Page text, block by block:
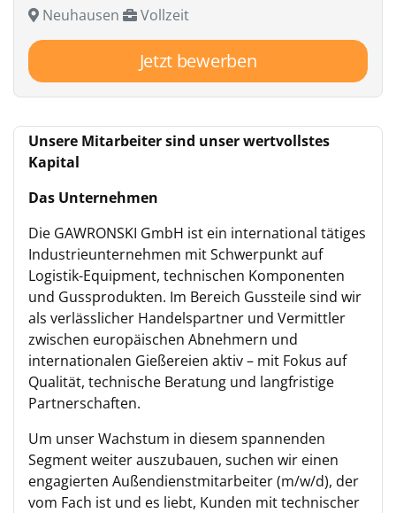
Neuhausen Vollzeit
Jetzt bewerben
Unsere Mitarbeiter sind unser wertvollstes
Kapital
Das Unternehmen
Die GAWRONSKI GmbH ist ein international tätiges
Industrieunternehmen mit Schwerpunkt auf
Logistik-Equipment, technischen Komponenten
und Gussprodukten. Im Bereich Gussteile sind wir
als verlässlicher Handelspartner und Vermittler
zwischen europäischen Abnehmern und
internationalen Gießereien aktiv – mit Fokus auf
Qualität, technische Beratung und langfristige
Partnerschaften.
Um unser Wachstum in diesem spannenden
Segment weiter auszubauen, suchen wir einen
engagierten Außendienstmitarbeiter (m/w/d), der
vom Fach ist und es liebt, Kunden mit technischer